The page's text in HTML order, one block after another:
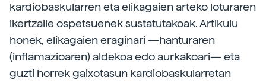
kardiobaskularren eta elikagaien arteko loturaren
ikertzaile ospetsuenek sustatutakoak. Artikulu
honek, elikagaien eraginari —hanturaren
(inflamazioaren) aldekoa edo aurkakoari— eta
guzti horrek gaixotasun kardiobaskularretan